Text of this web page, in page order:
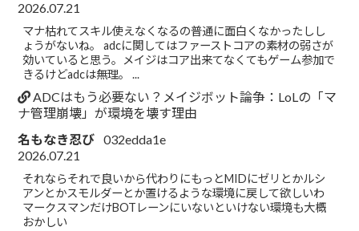
2026.07.21
マナ枯れてスキル使えなくなるの普通に面白くなかったしし
ょうがないね。 adcに関してはファーストコアの素材の弱さが
効いていると思う。メイジはコア出来てなくてもゲーム参加で
きるけどadcは無理。 ...
ADCはもう必要ない？メイジボット論争：LoLの「マ
ナ管理崩壊」が環境を壊す理由
名もなき忍び 032edda1e
2026.07.21
それならそれで良いから代わりにもっとMIDにゼリとかルシ
アンとかスモルダーとか置けるような環境に戻して欲しいわ
マークスマンだけBOTレーンにいないといけない環境も大概
おかしい